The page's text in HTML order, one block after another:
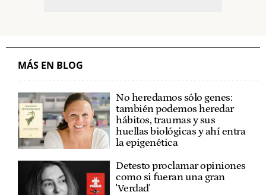
MÁS EN BLOG
No heredamos sólo genes:
también podemos heredar
hábitos, traumas y sus
huellas biológicas y ahí entra
la epigenética
Detesto proclamar opiniones
como si fueran una gran
'Verdad'